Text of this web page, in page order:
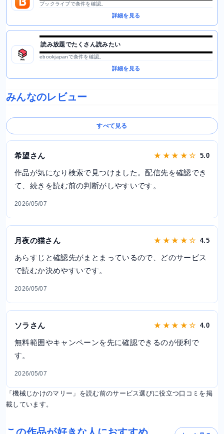
ブックライブで条件を確認。
詳細を見る
読み放題でたくさん読みたい
ebookjapanで条件を確認。
詳細を見る
みんなのレビュー
すべて見る
希望さん ★ ★ ★ ★ ☆ 5.0
作品が気になり検索で見つけました。配信先を確認でき
て、続きを読む前の判断がしやすいです。
2026/05/07
月夜の猫さん ★ ★ ★ ★ ☆ 4.5
あらすじと確認先がまとまっているので、どのサービス
で読むか決めやすいです。
2026/05/07
ソラさん ★ ★ ★ ★ ☆ 4.0
無料範囲やキャンペーンを先に確認できるのが便利で
す。
2026/05/07
「機械じかけのマリー」を読む前のサービス選びに役立つ口コミを掲
載しています。